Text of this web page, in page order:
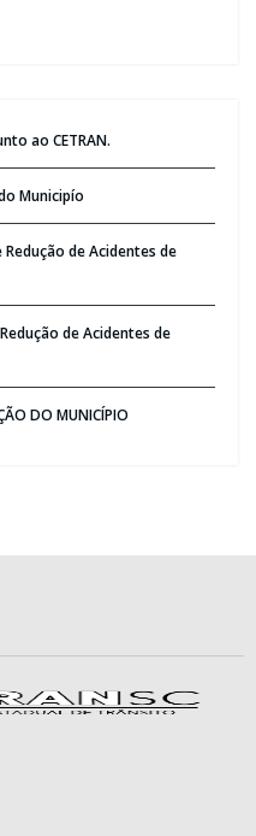
ao CETRAN.
Municipío
de Acidentes de
de Acidentes de
DO MUNICÍPIO